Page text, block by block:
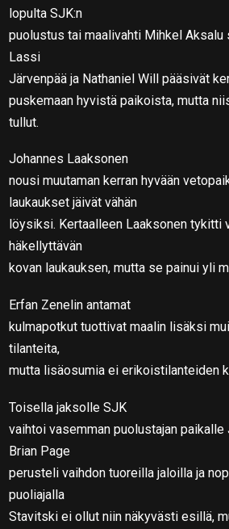
lopulta SJK:n
puolustus tai maalivahti Mihkel
Lassi
Järvenpää ja Nathaniel Will pääsivät
puskemaan hyvistä paikoista, mutta
tullut.
Johannes Laaksonen
nousi muutaman kerran hyvään
laukaukset jäivät vähän
löysiksi. Kertaalleen Laaksonen tykitti
häkellyttävän
kovan laukauksen, mutta se painui yli
Erfan Zenelin antamat
kulmapotkut tuottivat maalin lisäksi
tilanteita,
mutta lisäosumia ei erikoistilanteiden
Toisella jaksolle SJK
vaihtoi vasemman puolustajan paikalle
Brian Page
perusteli vaihdon tuoreilla jaloilla ja
puoliajalla
Stavitski ei ollut niin näkyvästi esillä,